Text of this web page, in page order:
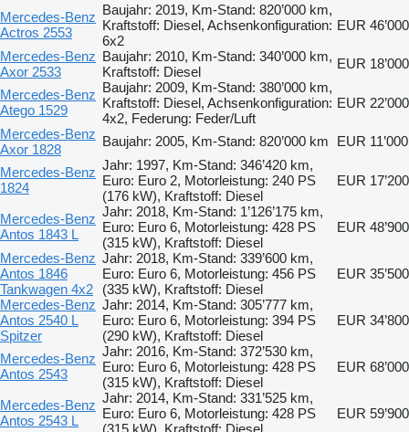
Mercedes-Benz
Actros 2553
Baujahr: 2019, Km-Stand: 820’000 km,
Kraftstoff: Diesel, Achsenkonfiguration:
6x2
EUR 46’000
Mercedes-Benz
Axor 2533
Baujahr: 2010, Km-Stand: 340’000 km,
Kraftstoff: Diesel
EUR 18’000
Mercedes-Benz
Atego 1529
Baujahr: 2009, Km-Stand: 380’000 km,
Kraftstoff: Diesel, Achsenkonfiguration:
4x2, Federung: Feder/Luft
EUR 22’000
Mercedes-Benz
Axor 1828
Baujahr: 2005, Km-Stand: 820’000 km
EUR 11’000
Mercedes-Benz
1824
Jahr: 1997, Km-Stand: 346’420 km,
Euro: Euro 2, Motorleistung: 240 PS
(176 kW), Kraftstoff: Diesel
EUR 17’200
Mercedes-Benz
Antos 1843 L
Jahr: 2018, Km-Stand: 1’126’175 km,
Euro: Euro 6, Motorleistung: 428 PS
(315 kW), Kraftstoff: Diesel
EUR 48’900
Mercedes-Benz
Antos 1846
Tankwagen 4x2
Jahr: 2018, Km-Stand: 339’600 km,
Euro: Euro 6, Motorleistung: 456 PS
(335 kW), Kraftstoff: Diesel
EUR 35’500
Mercedes-Benz
Antos 2540 L
Spitzer
Jahr: 2014, Km-Stand: 305’777 km,
Euro: Euro 6, Motorleistung: 394 PS
(290 kW), Kraftstoff: Diesel
EUR 34’800
Mercedes-Benz
Antos 2543
Jahr: 2016, Km-Stand: 372’530 km,
Euro: Euro 6, Motorleistung: 428 PS
(315 kW), Kraftstoff: Diesel
EUR 68’000
Mercedes-Benz
Antos 2543 L
Jahr: 2014, Km-Stand: 331’525 km,
Euro: Euro 6, Motorleistung: 428 PS
(315 kW), Kraftstoff: Diesel
EUR 59’900